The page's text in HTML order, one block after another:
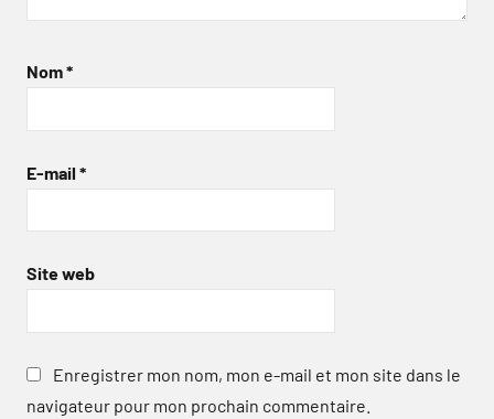
Nom*
E-mail *
Site web
Enregistrer mon nom, mon e-mail et mon site dans le
navigateur pour mon prochain commentaire.